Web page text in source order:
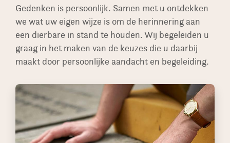
Gedenken is persoonlijk. Samen met u ontdekken
we wat uw eigen wijze is om de herinnering aan
een dierbare in stand te houden. Wij begeleiden u
graag in het maken van de keuzes die u daarbij
maakt door persoonlijke aandacht en begeleiding.